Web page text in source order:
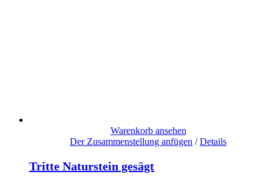
Warenkorb ansehen
Der Zusammenstellung anfügen / Details
Tritte Naturstein gesägt